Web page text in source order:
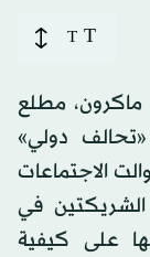
T
T
ماكرون، مطلع
دولي»
الاجتماعات
في
على كيفية